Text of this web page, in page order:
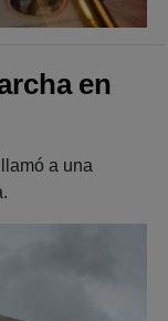
en
a una